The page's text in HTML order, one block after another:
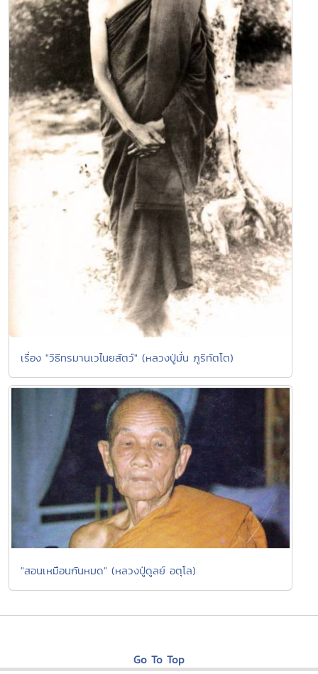
เรื่อง "วิธีทรมานเวไนยสัตว์" (หลวงปู่มั่น ภูริทัตโต)
"สอนเหมือนกันหมด" (หลวงปู่ดูลย์ อตุโล)
Go To Top